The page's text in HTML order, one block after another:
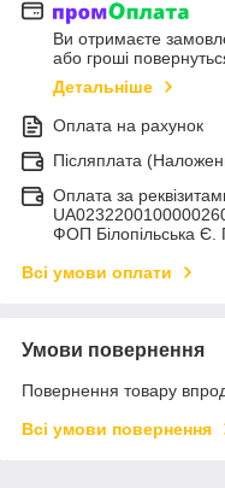
Ви отримаєте
або гроші
Детальніше
Оплата на рахунок
Післяплата
Оплата за
ФОП Білопільська Є.
Всі умови оплати
Умови повернення
Повернення товару
Всі умови повернення